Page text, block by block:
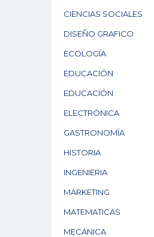
CIENCIAS SOCIALES
DISEÑO GRAFICO
ECOLOGÍA
EDUCACIÓN
EDUCACIÓN
ELECTRÓNICA
GASTRONOMÍA
HISTORIA
INGENIERIA
MARKETING
MATEMATICAS
MECÁNICA